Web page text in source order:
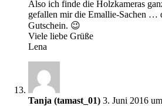
Also ich finde die Holzkameras
gefallen mir die Emallie-Sachen …
Gutschein. 😉
Viele liebe Grüße
Lena
Tanja (tamast_01) 3. Juni 2016